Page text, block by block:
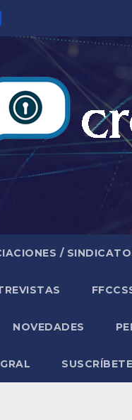
/
NOVEDADES
SUSCRÍBETE